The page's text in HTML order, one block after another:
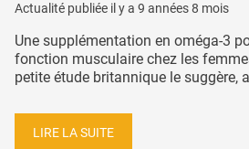
Actualité publiée il y a 9 années 8 mois
Une supplémentation en oméga-3
fonction musculaire chez les
petite étude britannique le suggère,
LIRE LA SUITE